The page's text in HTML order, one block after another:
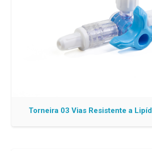
Torneira 03 Vias Resistente a